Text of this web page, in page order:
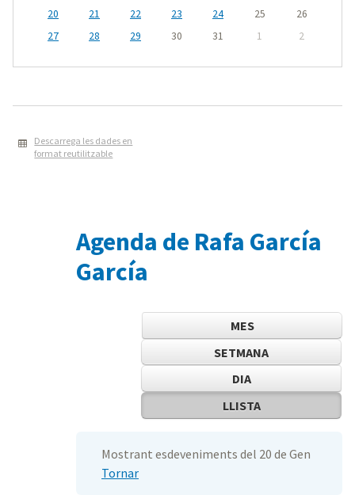
20
21 22 23 24 25
26
27
28 29 30 31 1 2
Descarrega les dades en
format reutilitzable
Agenda de Rafa García
García
MES
SETMANA
DIA
LLISTA
Mostrant esdeveniments del 20 de Gen
Tornar